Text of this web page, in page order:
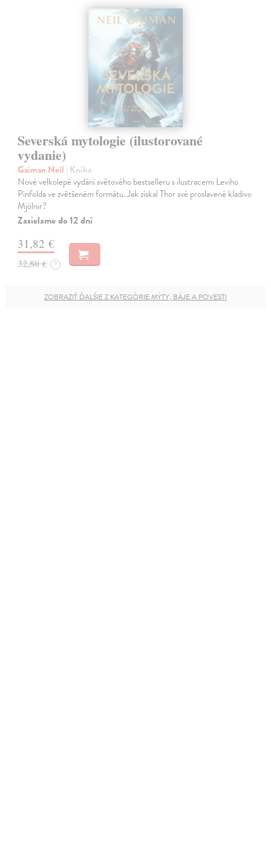
Severská mytologie (ilustorované
vydanie)
Gaiman Neil | Kniha
Nové velkolepé vydání světového bestselleru s ilustracemi Leviho
Pinfolda ve zvětšeném formátu. Jak získal Thor své proslavené kladivo
Mjölnir?
Zasielame do 12 dní
31,82 €
32,80 € ?
ZOBRAZIŤ ĎALŠIE Z KATEGÓRIE MÝTY, BÁJE A POVESTI